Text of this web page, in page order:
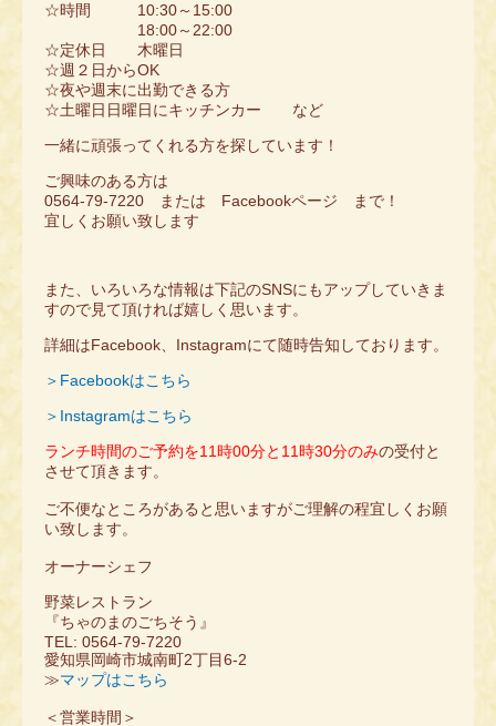
☆時間 10:30～15:00
18:00～22:00
☆定休日 木曜日
☆週２日からOK
☆夜や週末に出勤できる方
☆土曜日日曜日にキッチンカー など
一緒に頑張ってくれる方を探しています！
ご興味のある方は
0564‐79-7220 または Facebookページ まで！
宜しくお願い致します
また、いろいろな情報は下記のSNSにもアップしていきま
すので見て頂ければ嬉しく思います。
詳細はFacebook、Instagramにて随時告知しております。
＞Facebookはこちら
＞Instagramはこちら
ランチ時間のご予約を11時00分と11時30分のみの受付と
させて頂きます。
ご不便なところがあると思いますがご理解の程宜しくお願
い致します。
オーナーシェフ
野菜レストラン
『ちゃのまのごちそう』
TEL: 0564-79-7220
愛知県岡崎市城南町2丁目6-2
≫マップはこちら
＜営業時間＞